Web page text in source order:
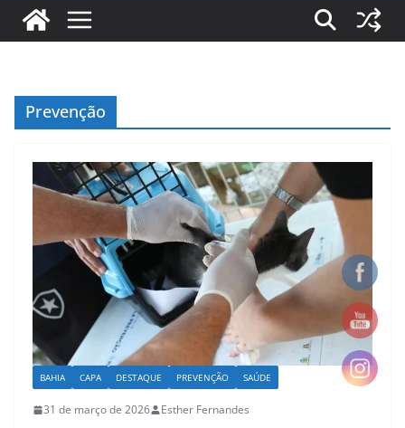
Prevenção
BAHIA CAPA DESTAQUE PREVENÇÃO SAÚDE
31 de março de 2026 Esther Fernandes